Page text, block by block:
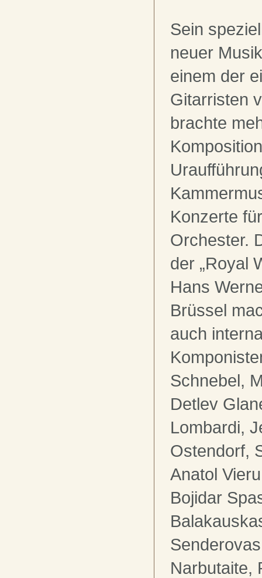
Sein
neuer
einem der
Gitarristen
brachte
Konzerte
Orchester.
der „Royal
Hans
Brüssel
auch
Schnebel,
Detlev
Lombardi,
Ostendorf,
Anatol
Bojidar
Narbutaite,